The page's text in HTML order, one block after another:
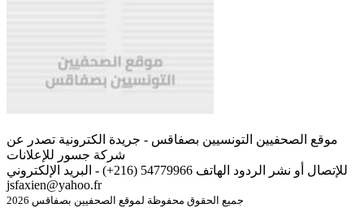
موقع الصحفيين التونسيين بصفاقس - جريدة الكترونية تصدر عن
شركة جسور للإعلانات
للإتصال أو نشر الردود الهاتف 54779966 (216+) - البريد الإلكتروني
jsfaxien@yahoo.fr
جميع الحقوق محفوظة لموقع الصحفيين بصفاقس 2026